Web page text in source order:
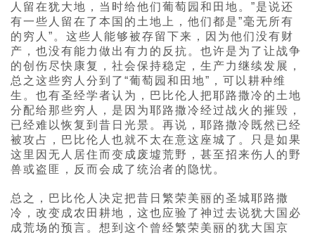
人留在犹大地，当时给他们葡萄园和田地。”是说还
有一些人留在了本国的土地上，他们都是”毫无所有
的穷人”。这些人能够被存留下来，因为他们没有财
产，也没有能力做出有力的反抗。也许是为了让战争
的创伤尽快康复，社会保持稳定，生产力继续发展，
总之这些穷人分到了“葡萄园和田地”，可以耕种维
生。也有圣经学者认为，巴比伦人把耶路撒冷的土地
分配给那些穷人，是因为耶路撒冷经过战火的摧毁，
已经难以恢复到昔日光景。再说，耶路撒冷既然已经
被攻占，巴比伦人也就不太在意这座城了。只是如果
这里因无人居住而变成废墟荒野，甚至招来伤人的野
兽或盗匪，反而会成了统治者的隐忧。
总之，巴比伦人决定把昔日繁荣美丽的圣城耶路撒
冷，改变成农田耕地，这也应验了神过去说犹大国必
成荒场的预言。想到这个曾经繁荣美丽的犹大国京